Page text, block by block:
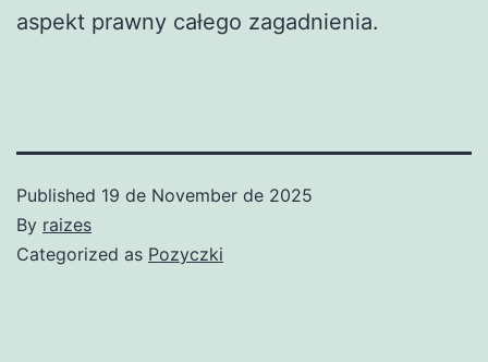
aspekt prawny całego zagadnienia.
Published 19 de November de 2025
By raizes
Categorized as Pozyczki